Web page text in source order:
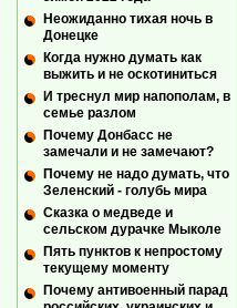
Неожиданно тихая ночь в
Донецке
Когда нужно думать как
выжить и не оскотиниться
И треснул мир напополам, в
семье разлом
Почему Донбасс не
замечали и не замечают?
Почему не надо думать, что
Зеленский - голубь мира
Сказка о медведе и
сельском дурачке Мыколе
Пять пунктов к непростому
текущему моменту
Почему антивоенный парад